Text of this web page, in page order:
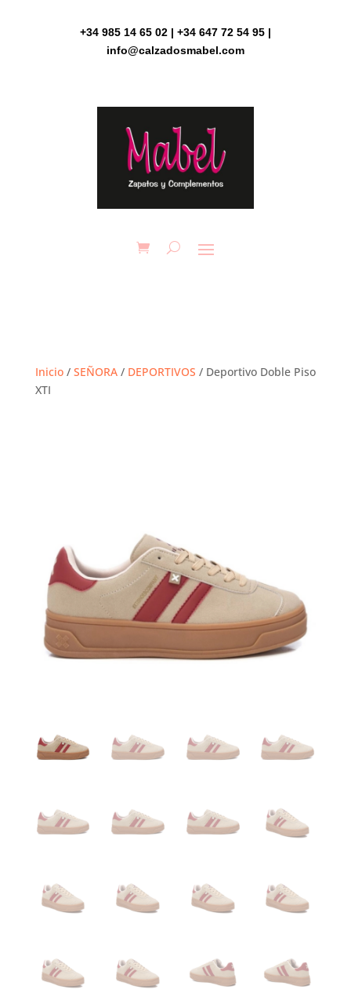
+34 985 14 65 02 | +34 647 72 54 95 |
info@calzadosmabel.com
Inicio/ SEÑORA/ DEPORTIVOS / Deportivo Doble Piso
XTI